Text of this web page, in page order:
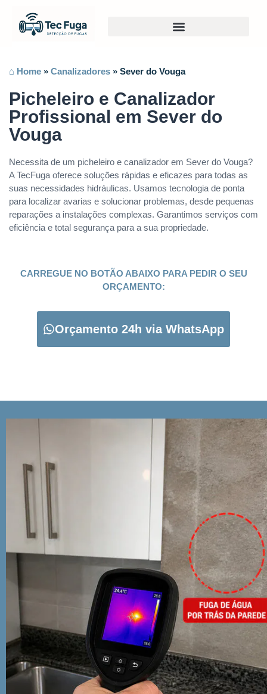
⌂ Home » Canalizadores » Sever do Vouga
Picheleiro e Canalizador
Profissional em Sever do
Vouga
Necessita de um picheleiro e canalizador em Sever do Vouga?
A TecFuga oferece soluções rápidas e eficazes para todas as
suas necessidades hidráulicas. Usamos tecnologia de ponta
para localizar avarias e solucionar problemas, desde pequenas
reparações a instalações complexas. Garantimos serviços com
eficiência e total segurança para a sua propriedade.
CARREGUE NO BOTÃO ABAIXO PARA PEDIR O SEU
ORÇAMENTO:
Orçamento 24h via WhatsApp